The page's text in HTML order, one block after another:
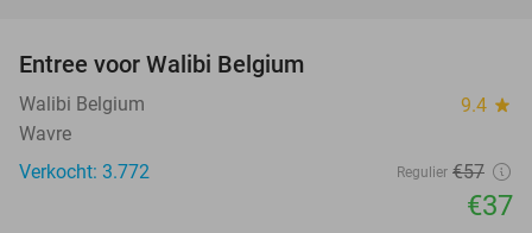
Entree voor Walibi Belgium
Walibi Belgium 9.4 star
Wavre
Verkocht: 3.772
Regulier €57
€37